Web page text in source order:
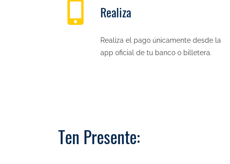
Realiza
Realiza el pago únicamente desde la
app oficial de tu banco o billetera.
Ten Presente: